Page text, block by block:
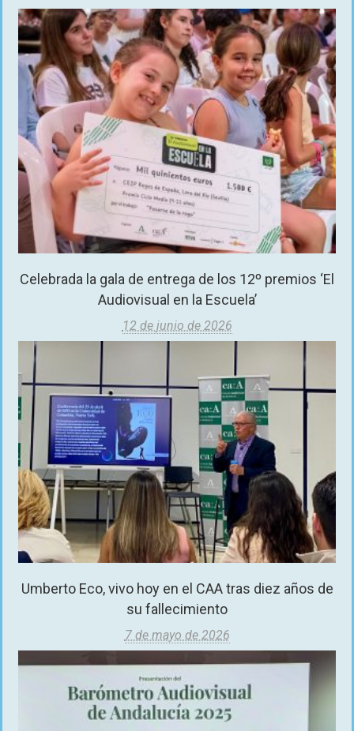
Celebrada la gala de entrega de los 12º premios ‘El
Audiovisual en la Escuela’
12 de junio de 2026
Umberto Eco, vivo hoy en el CAA tras diez años de
su fallecimiento
7 de mayo de 2026